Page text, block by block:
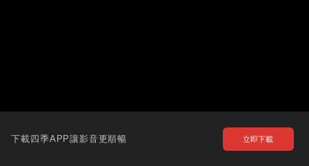
下載四季APP讓影音更順暢 立即下載